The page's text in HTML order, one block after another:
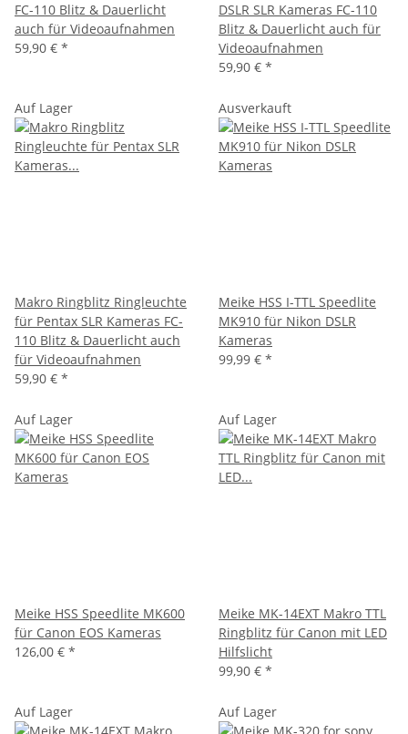
FC-110 Blitz & Dauerlicht
auch für Videoaufnahmen
59,90 € *
DSLR SLR Kameras FC-110
Blitz & Dauerlicht auch für
Videoaufnahmen
59,90 € *
Auf Lager
Makro Ringblitz Ringleuchte
für Pentax SLR Kameras FC-
110 Blitz & Dauerlicht auch
für Videoaufnahmen
59,90 € *
Ausverkauft
Meike HSS I-TTL Speedlite
MK910 für Nikon DSLR
Kameras
99,99 € *
Auf Lager
Meike HSS Speedlite MK600
für Canon EOS Kameras
126,00 € *
Auf Lager
Meike MK-14EXT Makro TTL
Ringblitz für Canon mit LED
Hilfslicht
99,90 € *
Auf Lager Auf Lager